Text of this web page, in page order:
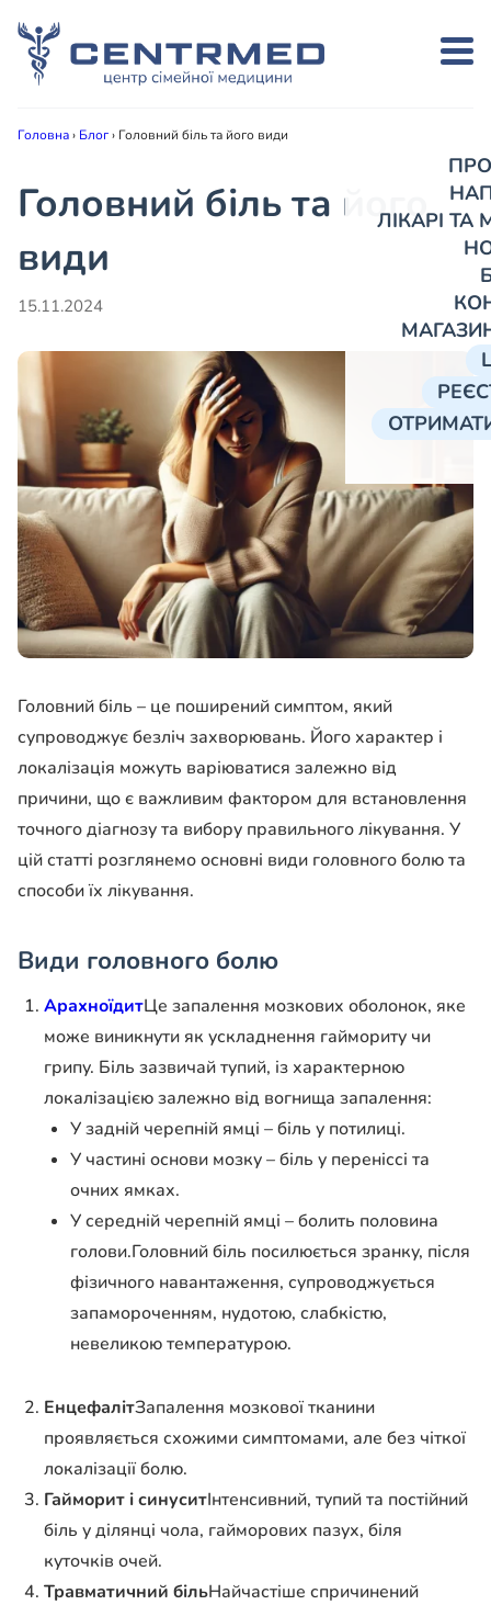
ЛІКАРІ
Головна› Блог› Головний біль та його види
Головний біль та його
види
15.11.2024
Головний біль – це поширений симптом, який
супроводжує безліч захворювань. Його характер і
локалізація можуть варіюватися залежно від
причини, що є важливим фактором для встановлення
точного діагнозу та вибору правильного лікування. У
цій статті розглянемо основні види головного болю та
способи їх лікування.
Види головного болю
АрахноїдитЦе запалення мозкових оболонок, яке
може виникнути як ускладнення гаймориту чи
грипу. Біль зазвичай тупий, із характерною
локалізацією залежно від вогнища запалення:
У задній черепній ямці – біль у потилиці.
У частині основи мозку – біль у переніссі та
очних ямках.
У середній черепній ямці – болить половина
голови.Головний біль посилюється зранку, після
фізичного навантаження, супроводжується
запамороченням, нудотою, слабкістю,
невеликою температурою.
ЕнцефалітЗапалення мозкової тканини
проявляється схожими симптомами, але без чіткої
локалізації болю.
Гайморит і синуситІнтенсивний, тупий та постійний
біль у ділянці чола, гайморових пазух, біля
куточків очей.
Травматичний більНайчастіше спричинений